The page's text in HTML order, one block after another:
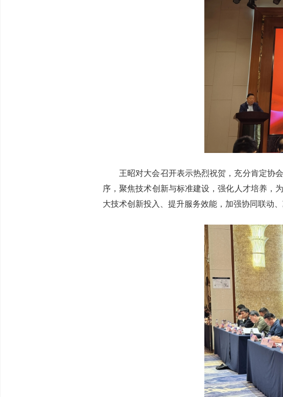
王昭对大会召开表示热烈祝贺，充分肯定协
序，聚焦技术创新与标准建设，强化人才培养，
大技术创新投入、提升服务效能，加强协同联动